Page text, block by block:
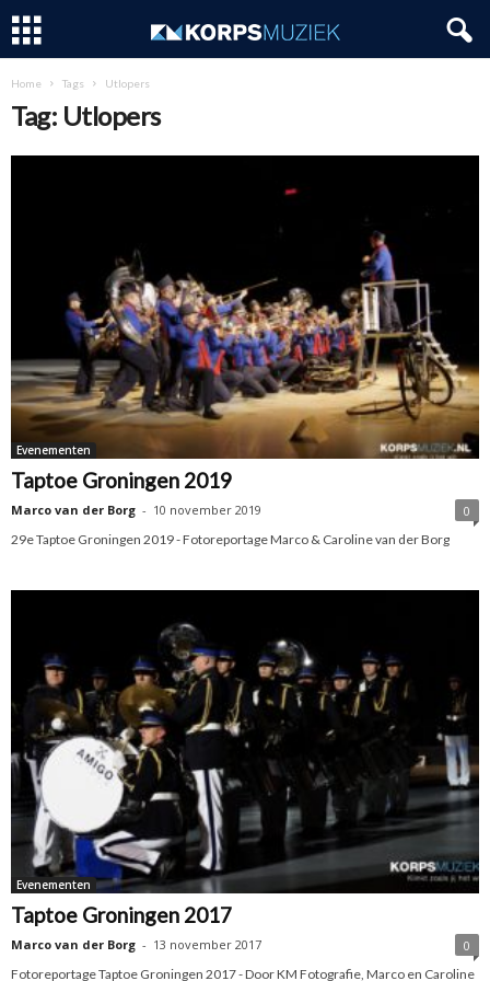
Home Tags Utlopers
Tag: Utlopers
Evenementen
Taptoe Groningen 2019
Marco van der Borg - 10 november 2019
0
29e Taptoe Groningen 2019 - Fotoreportage Marco & Caroline van der Borg
Evenementen
Taptoe Groningen 2017
Marco van der Borg - 13 november 2017
0
Fotoreportage Taptoe Groningen 2017 - Door KM Fotografie, Marco en Caroline